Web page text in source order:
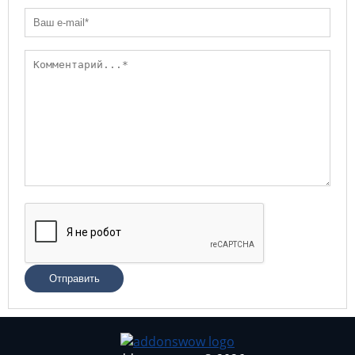
Отправить